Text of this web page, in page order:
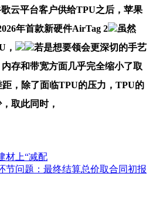
云平台客户供给TPU之后，苹果
年首款新硬件AirTag 2
虽然
，
若是想要领会更深切的手艺
存和带宽方面几乎完全缩小了取
，除了面临TPU的压力，TPU的
取此同时，
材上“减配
节问题：最终结算总价取合同初报